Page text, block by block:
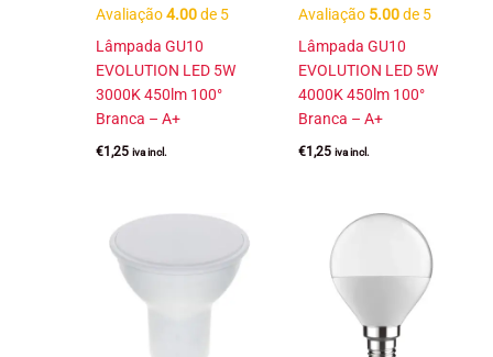
Avaliação4.00de 5
Lâmpada GU10
EVOLUTION LED 5W
3000K 450lm 100°
Branca – A+
€1,25 iva incl.
Avaliação 5.00de 5
Lâmpada GU10
EVOLUTION LED 5W
4000K 450lm 100°
Branca – A+
€1,25 iva incl.